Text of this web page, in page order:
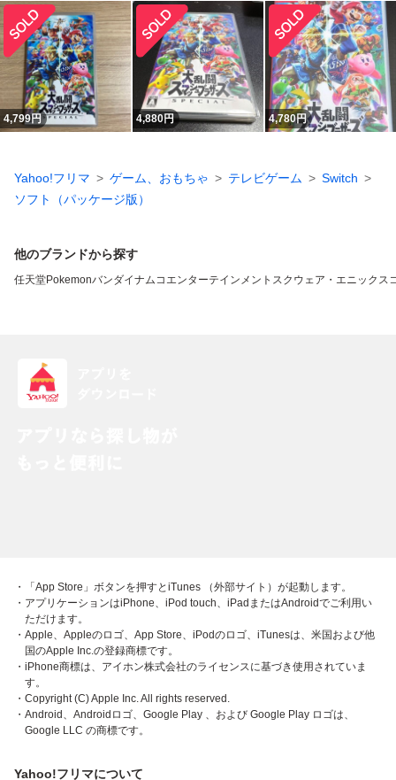
4,799円 4,880円 4,780円
Yahoo!フリマ ゲーム、おもちゃ テレビゲーム
Switch
ソフト（パッケージ版）
他のブランドから探す
任天堂Pokemonバンダイナムコエンターテインメント スクウェア・エニックス
・「App Store」ボタンを押すとiTunes （外部サイト）が起動します。
・アプリケーションはiPhone、iPod touch、iPadまたはAndroidでご利用い
ただけます。
・Apple、Appleのロゴ、App Store、iPodのロゴ、iTunesは、米国および他
国のApple Inc.の登録商標です。
・iPhone商標は、アイホン株式会社のライセンスに基づき使用されていま
す。
・Copyright (C) Apple Inc. All rights reserved.
・Android、Androidロゴ、Google Play 、および Google Play ロゴは、
Google LLC の商標です。
Yahoo!フリマについて